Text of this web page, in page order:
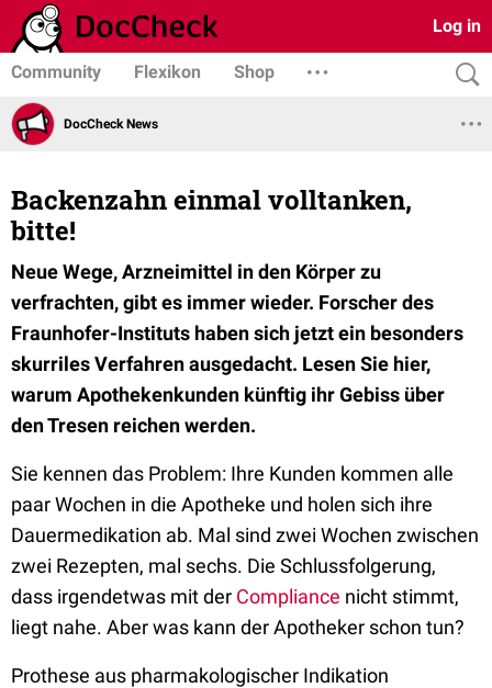
Log in
Community Flexikon Shop
DocCheck News
Backenzahn einmal volltanken,
bitte!
Neue Wege, Arzneimittel in den Körper zu
verfrachten, gibt es immer wieder. Forscher des
Fraunhofer-Instituts haben sich jetzt ein besonders
skurriles Verfahren ausgedacht. Lesen Sie hier,
warum Apothekenkunden künftig ihr Gebiss über
den Tresen reichen werden.
Sie kennen das Problem: Ihre Kunden kommen alle
paar Wochen in die Apotheke und holen sich ihre
Dauermedikation ab. Mal sind zwei Wochen zwischen
zwei Rezepten, mal sechs. Die Schlussfolgerung,
dass irgendetwas mit der Compliance nicht stimmt,
liegt nahe. Aber was kann der Apotheker schon tun?
Prothese aus pharmakologischer Indikation